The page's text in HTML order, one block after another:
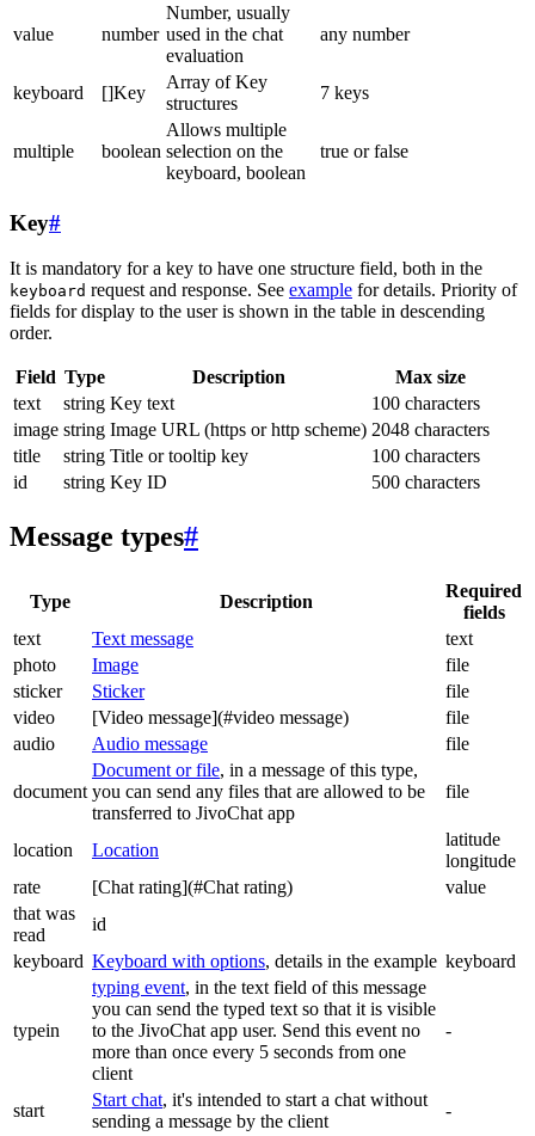
value number
Number, usually
used in the chat
evaluation
any number
keyboard []Key
Array of Key
structures
7 keys
multiple boolean
Allows multiple
selection on the
keyboard, boolean
true or false
Key#
It is mandatory for a key to have one structure field, both in the
keyboard request and response. See example for details. Priority of
fields for display to the user is shown in the table in descending
order.
Field Type Description
Max size
text
string Key text
100 characters
image string Image URL (https or http scheme) 2048 characters
title
string Title or tooltip key
100 characters
id
string Key ID 500 characters
Message types#
Type Description
Required
fields
text
Text message
text
photo
Image
file
sticker
Sticker
file
video
[Video message](#video message)
file
audio
Audio message file
document
Document or file, in a message of this type,
you can send any files that are allowed to be
transferred to JivoChat app
file
location Location
latitude
longitude
rate
[Chat rating](#Chat rating)
value
that was
read
id
keyboard Keyboard with options, details in the example keyboard
typein
typing event, in the text field of this message
you can send the typed text so that it is visible
to the JivoChat app user. Send this event no
more than once every 5 seconds from one
client
-
start
Start chat, it's intended to start a chat without
sending a message by the client
-